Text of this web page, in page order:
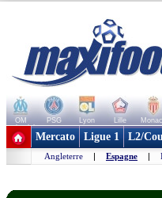
OM PSG Lyon Lille
+ de clubs
Mercato Ligue 1 L2/
Angleterre | Espagne |